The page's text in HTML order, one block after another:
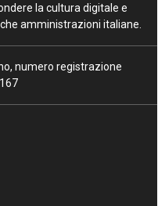
la cultura digitale e
amministrazioni italiane.
numero registrazione